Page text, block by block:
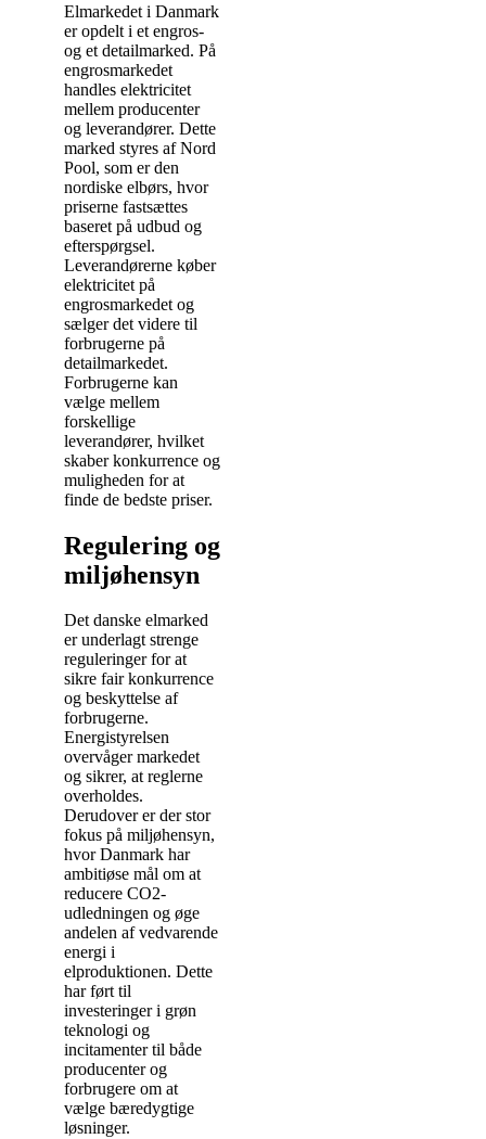
Elmarkedet i Danmark
er opdelt i et engros-
og et detailmarked. På
engrosmarkedet
handles elektricitet
mellem producenter
og leverandører. Dette
marked styres af Nord
Pool, som er den
nordiske elbørs, hvor
priserne fastsættes
baseret på udbud og
efterspørgsel.
Leverandørerne køber
elektricitet på
engrosmarkedet og
sælger det videre til
forbrugerne på
detailmarkedet.
Forbrugerne kan
vælge mellem
forskellige
leverandører, hvilket
skaber konkurrence og
muligheden for at
finde de bedste priser.
Regulering og
miljøhensyn
Det danske elmarked
er underlagt strenge
reguleringer for at
sikre fair konkurrence
og beskyttelse af
forbrugerne.
Energistyrelsen
overvåger markedet
og sikrer, at reglerne
overholdes.
Derudover er der stor
fokus på miljøhensyn,
hvor Danmark har
ambitiøse mål om at
reducere CO2-
udledningen og øge
andelen af vedvarende
energi i
elproduktionen. Dette
har ført til
investeringer i grøn
teknologi og
incitamenter til både
producenter og
forbrugere om at
vælge bæredygtige
løsninger.